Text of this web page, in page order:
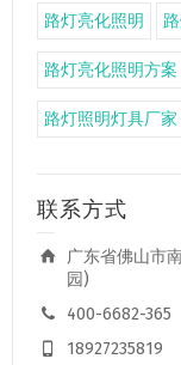
路灯亮化照明
路灯亮化照明方案
路灯照明灯具厂家
联系方式
广东省佛山市
园)
400-6682-365
18927235819